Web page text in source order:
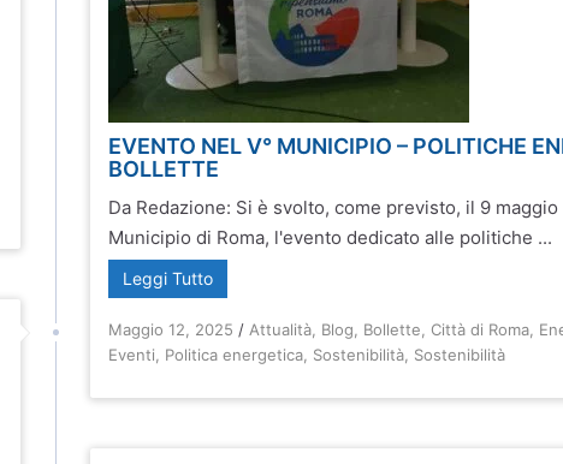
EVENTO NEL V° MUNICIPIO – POLITICHE
BOLLETTE
Da Redazione: Si è svolto, come previsto, il 9 maggio
Municipio di Roma, l'evento dedicato alle politiche ...
Leggi Tutto
Maggio 12, 2025 / Attualità Blog Bollette ,Città di Roma
Eventi
Politica energetica Sostenibilità Sostenibilità